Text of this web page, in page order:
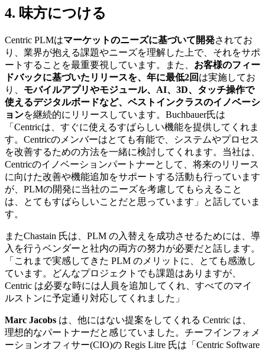
4. 味方につける
Centric PLMはマーケットのニーズに基づいて開発されてお
り、業界が抱える課題やニーズを理解した上で、それをサポ
ートすることを最重要視しています。また、 お客様のフィー
ドバックに基づいたリリースを、年に最低2回 は実施してお
り、 モバイルアプリやモジュール、 AI、3D、タッチ操作で
使えるデジタルボードなど、ベストインクラスのイノベーシ
ョンを継続的にリリースしています。Buchbauer氏は
「Centricは、すぐに使えるすばらしい機能を提供してくれま
す。Centricのメンバーはとても有能で、システムやプロセス
を改善するための方法を一緒に検討してくれます。当社は、
Centricのイノベーションパートナーとして、将来のリリース
に向けた改善や機能追加をサポートする活動も行っています
が、PLMの開発に当社のニーズを考慮してもらえること
は、とてもすばらしいことだと思っています」と話していま
す。
またChastain 氏は、PLM の入替えを成功させるためには、導
入を行うベンダーと社内の両方の努力が必要だと話します。
「これまで実感してきた PLM のメリットに、とても感激し
ています。どんなプロジェクトでも課題はありますが、
Centric は必要な時には人員を追加してくれ、すべてのマイ
ルストンに予定通り対応してくれました」
Marc Jacobs は、他にはない提案をしてくれる Centric は、
理想的なパートナーだと感じていました。チーフインフォメ
ーションオフィサー(CIO)の Regis Litre 氏は「Centric Software